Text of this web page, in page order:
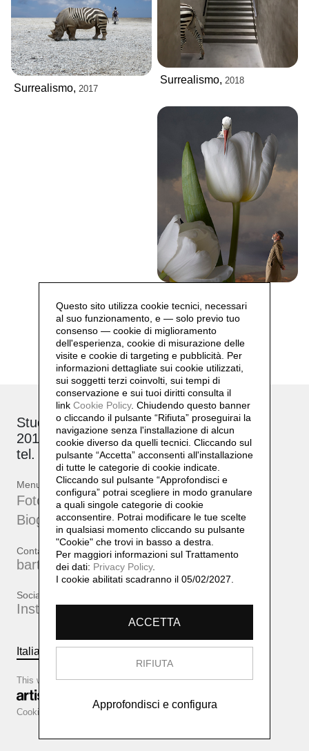
Surrealismo, 2018
Surrealismo, 2017
Studio: via Brioschi, 26
20132 Milano
tel. +39 339 17 53 482
Menu
Fotografie
Biografia
Contatti
bartherreman@gmail.com
Social
Instagram
Italiano English
Cookie configurator Cookie policy Privacy policy
This website is based on
Questo sito utilizza cookie tecnici, necessari
al suo funzionamento, e — solo previo tuo
consenso — cookie di miglioramento
dell'esperienza, cookie di misurazione delle
visite e cookie di targeting e pubblicità. Per
informazioni dettagliate sui cookie utilizzati,
sui soggetti terzi coinvolti, sui tempi di
conservazione e sui tuoi diritti consulta il
link Cookie Policy. Chiudendo questo banner
o cliccando il pulsante “Rifiuta” proseguirai la
navigazione senza l'installazione di alcun
cookie diverso da quelli tecnici. Cliccando sul
pulsante “Accetta” acconsenti all'installazione
di tutte le categorie di cookie indicate.
Cliccando sul pulsante “Approfondisci e
configura” potrai scegliere in modo granulare
a quali singole categorie di cookie
acconsentire. Potrai modificare le tue scelte
in qualsiasi momento cliccando su pulsante
"Cookie" che trovi in basso a destra.
Per maggiori informazioni sul Trattamento
dei dati: Privacy Policy.
I cookie abilitati scadranno il 05/02/2027.
ACCETTA
RIFIUTA
Approfondisci e configura